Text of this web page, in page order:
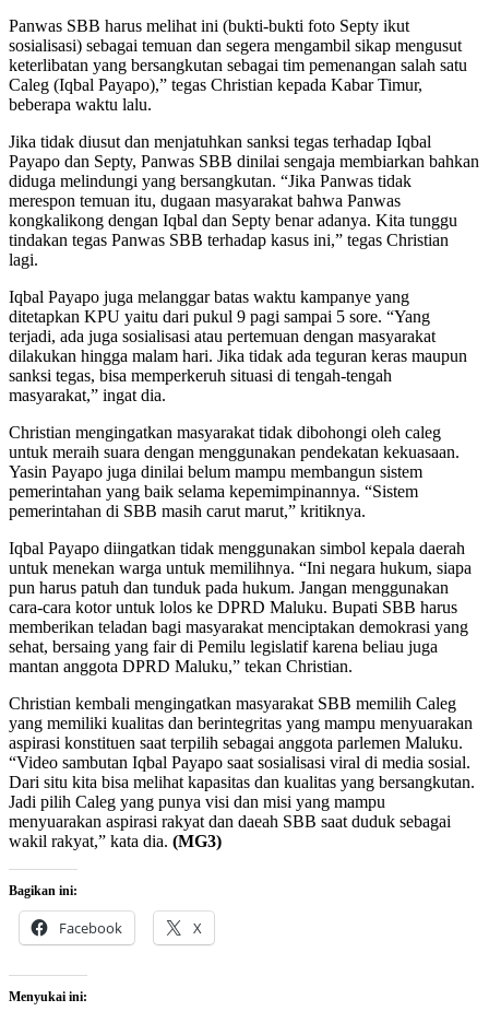
Panwas SBB harus melihat ini (bukti-bukti foto Septy ikut
sosialisasi) sebagai temuan dan segera mengambil sikap mengusut
keterlibatan yang bersangkutan sebagai tim pemenangan salah satu
Caleg (Iqbal Payapo),” tegas Christian kepada Kabar Timur,
beberapa waktu lalu.
Jika tidak diusut dan menjatuhkan sanksi tegas terhadap Iqbal
Payapo dan Septy, Panwas SBB dinilai sengaja membiarkan bahkan
diduga melindungi yang bersangkutan. “Jika Panwas tidak
merespon temuan itu, dugaan masyarakat bahwa Panwas
kongkalikong dengan Iqbal dan Septy benar adanya. Kita tunggu
tindakan tegas Panwas SBB terhadap kasus ini,” tegas Christian
lagi.
Iqbal Payapo juga melanggar batas waktu kampanye yang
ditetapkan KPU yaitu dari pukul 9 pagi sampai 5 sore. “Yang
terjadi, ada juga sosialisasi atau pertemuan dengan masyarakat
dilakukan hingga malam hari. Jika tidak ada teguran keras maupun
sanksi tegas, bisa memperkeruh situasi di tengah-tengah
masyarakat,” ingat dia.
Christian mengingatkan masyarakat tidak dibohongi oleh caleg
untuk meraih suara dengan menggunakan pendekatan kekuasaan.
Yasin Payapo juga dinilai belum mampu membangun sistem
pemerintahan yang baik selama kepemimpinannya. “Sistem
pemerintahan di SBB masih carut marut,” kritiknya.
Iqbal Payapo diingatkan tidak menggunakan simbol kepala daerah
untuk menekan warga untuk memilihnya. “Ini negara hukum, siapa
pun harus patuh dan tunduk pada hukum. Jangan menggunakan
cara-cara kotor untuk lolos ke DPRD Maluku. Bupati SBB harus
memberikan teladan bagi masyarakat menciptakan demokrasi yang
sehat, bersaing yang fair di Pemilu legislatif karena beliau juga
mantan anggota DPRD Maluku,” tekan Christian.
Christian kembali mengingatkan masyarakat SBB memilih Caleg
yang memiliki kualitas dan berintegritas yang mampu menyuarakan
aspirasi konstituen saat terpilih sebagai anggota parlemen Maluku.
“Video sambutan Iqbal Payapo saat sosialisasi viral di media sosial.
Dari situ kita bisa melihat kapasitas dan kualitas yang bersangkutan.
Jadi pilih Caleg yang punya visi dan misi yang mampu
menyuarakan aspirasi rakyat dan daeah SBB saat duduk sebagai
wakil rakyat,” kata dia. (MG3)
Bagikan ini:
Facebook X
Menyukai ini: